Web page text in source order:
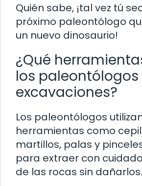
Quién sabe, ¡tal vez tú
próximo paleontólogo
un nuevo dinosaurio!
¿Qué
los paleontólogos
excavaciones?
Los paleontólogos
herramientas como
martillos, palas y
para extraer con
de las rocas sin dañarlos.